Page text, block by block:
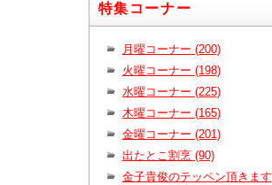
特集コーナー
月曜コーナー (200)
火曜コーナー (198)
水曜コーナー (225)
木曜コーナー (165)
金曜コーナー (201)
出たとこ割烹 (90)
金子貴俊のテッペン頂きます